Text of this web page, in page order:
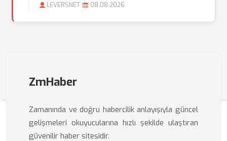
LEVERSNET 08.08.2026
ZmHaber
Zamanında ve doğru habercilik anlayışıyla güncel
gelişmeleri okuyucularına hızlı şekilde ulaştıran
güvenilir haber sitesidir.